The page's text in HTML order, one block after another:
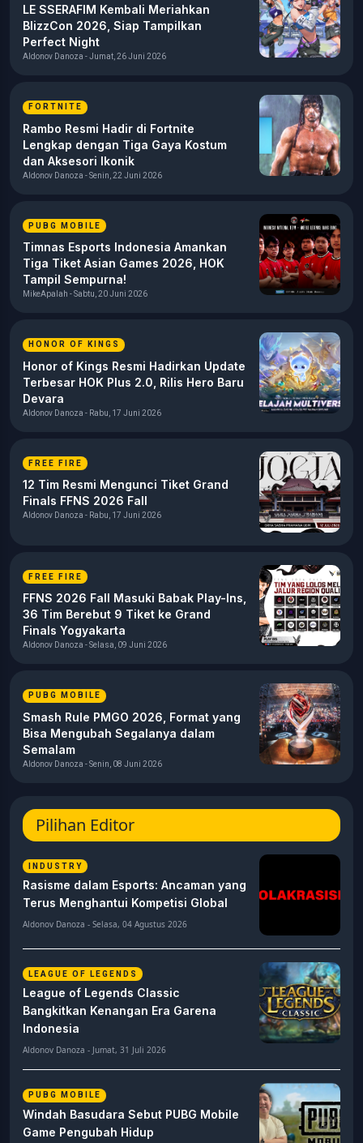
LE SSERAFIM Kembali Meriahkan
BlizzCon 2026, Siap Tampilkan
Perfect Night
Aldonov Danoza - Jumat, 26 Juni 2026
FORTNITE
Rambo Resmi Hadir di Fortnite
Lengkap dengan Tiga Gaya Kostum
dan Aksesori Ikonik
Aldonov Danoza - Senin, 22 Juni 2026
PUBG MOBILE
Timnas Esports Indonesia Amankan
Tiga Tiket Asian Games 2026, HOK
Tampil Sempurna!
MikeApalah - Sabtu, 20 Juni 2026
HONOR OF KINGS
Honor of Kings Resmi Hadirkan Update
Terbesar HOK Plus 2.0, Rilis Hero Baru
Devara
Aldonov Danoza - Rabu, 17 Juni 2026
FREE FIRE
12 Tim Resmi Mengunci Tiket Grand
Finals FFNS 2026 Fall
Aldonov Danoza - Rabu, 17 Juni 2026
FREE FIRE
FFNS 2026 Fall Masuki Babak Play-Ins,
36 Tim Berebut 9 Tiket ke Grand
Finals Yogyakarta
Aldonov Danoza - Selasa, 09 Juni 2026
PUBG MOBILE
Smash Rule PMGO 2026, Format yang
Bisa Mengubah Segalanya dalam
Semalam
Aldonov Danoza - Senin, 08 Juni 2026
Pilihan Editor
INDUSTRY
Rasisme dalam Esports: Ancaman yang
Terus Menghantui Kompetisi Global
Aldonov Danoza - Selasa, 04 Agustus 2026
LEAGUE OF LEGENDS
League of Legends Classic
Bangkitkan Kenangan Era Garena
Indonesia
Aldonov Danoza - Jumat, 31 Juli 2026
PUBG MOBILE
Windah Basudara Sebut PUBG Mobile
Game Pengubah Hidup